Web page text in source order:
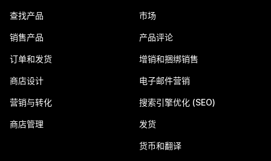
查找产品
销售产品
订单和发货
商店设计
营销与转化
商店管理
市场
产品评论
增销和捆绑销售
电子邮件营销
搜索引擎优化 (SEO)
发货
货币和翻译